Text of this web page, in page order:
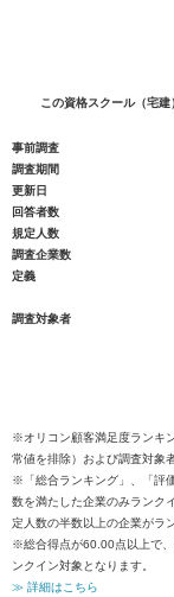
この資格スクール（宅
事前調査
調査期間
更新日
回答者数
規定人数
調査企業数
定義
調査対象者
※オリコン顧客満足度ランキ
常値を排除）および調査対象
※「総合ランキング」、「評
数を満たした企業のみランク
定人数の半数以上の企業がラ
※総合得点が60.00点以上で
ンクイン対象となります。
≫ 詳細はこちら